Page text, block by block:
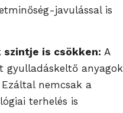
javulással is
szintje is csökken: A
gyulladáskeltő anyagok
nemcsak a
terhelés is